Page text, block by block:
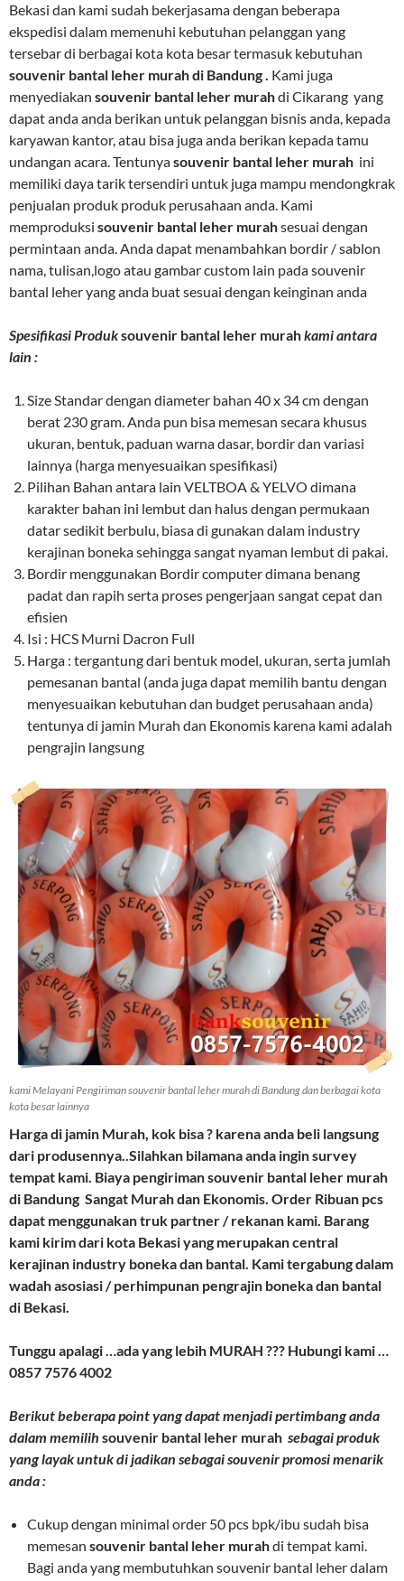
Bekasi dan kami sudah bekerjasama dengan beberapa
ekspedisi dalam memenuhi kebutuhan pelanggan yang
tersebar di berbagai kota kota besar termasuk kebutuhan
souvenir bantal leher murah di Bandung . Kami juga
menyediakan souvenir bantal leher murahdi Cikarang yang
dapat anda anda berikan untuk pelanggan bisnis anda, kepada
karyawan kantor, atau bisa juga anda berikan kepada tamu
undangan acara. Tentunyasouvenir bantal leher murah ini
memiliki daya tarik tersendiri untuk juga mampu mendongkrak
penjualan produk produk perusahaan anda. Kami
memproduksi souvenir bantal leher murahsesuai dengan
permintaan anda. Anda dapat menambahkan bordir / sablon
nama, tulisan,logo atau gambar custom lain pada souvenir
bantal leher yang anda buat sesuai dengan keinginan anda
Spesifikasi Produksouvenir bantal leher murahkami antara
lain :
Size Standar dengan diameter bahan 40 x 34 cm dengan
berat 230 gram. Anda pun bisa memesan secara khusus
ukuran, bentuk, paduan warna dasar, bordir dan variasi
lainnya (harga menyesuaikan spesifikasi)
Pilihan Bahan antara lain VELTBOA & YELVO dimana
karakter bahan ini lembut dan halus dengan permukaan
datar sedikit berbulu, biasa di gunakan dalam industry
kerajinan boneka sehingga sangat nyaman lembut di pakai.
Bordir menggunakan Bordir computer dimana benang
padat dan rapih serta proses pengerjaan sangat cepat dan
efisien
Isi : HCS Murni Dacron Full
Harga : tergantung dari bentuk model, ukuran, serta jumlah
pemesanan bantal (anda juga dapat memilih bantu dengan
menyesuaikan kebutuhan dan budget perusahaan anda)
tentunya di jamin Murah dan Ekonomis karena kami adalah
pengrajin langsung
kami Melayani Pengiriman souvenir bantal leher murah di Bandung dan berbagai kota
kota besar lainnya
Harga di jamin Murah, kok bisa ? karena anda beli langsung
dari produsennya..Silahkan bilamana anda ingin survey
tempat kami. Biaya pengiriman souvenir bantal leher murah
di Bandung Sangat Murah dan Ekonomis. Order Ribuan pcs
dapat menggunakan truk partner / rekanan kami. Barang
kami kirim dari kota Bekasi yang merupakan central
kerajinan industry boneka dan bantal. Kami tergabung dalam
wadah asosiasi / perhimpunan pengrajin boneka dan bantal
di Bekasi.
Tunggu apalagi …ada yang lebih MURAH ??? Hubungi kami …
0857 7576 4002
Berikut beberapa point yang dapat menjadi pertimbang anda
dalam memilih souvenir bantal leher murah sebagai produk
yang layak untuk di jadikan sebagai souvenir promosi menarik
anda :
Cukup dengan minimal order 50 pcs bpk/ibu sudah bisa
memesan souvenir bantal leher murahdi tempat kami.
Bagi anda yang membutuhkan souvenir bantal leher dalam